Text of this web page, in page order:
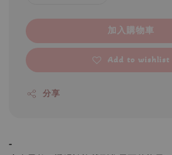
加入購物車
Add to wishlist
分享
-